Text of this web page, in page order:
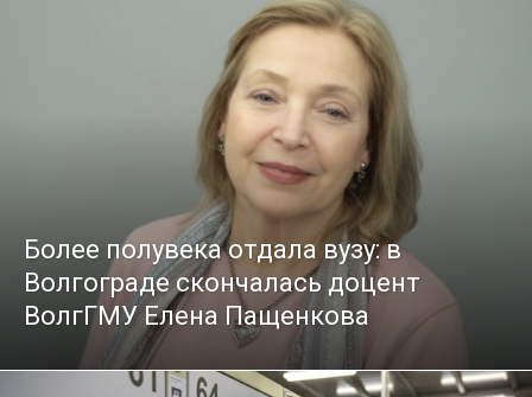
Более полувека отдала вузу: в
Волгограде скончалась доцент
ВолгГМУ Елена Пащенкова